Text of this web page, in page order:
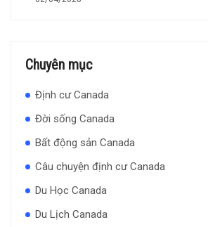
Chuyên mục
Định cư Canada
Đời sống Canada
Bất động sản Canada
Câu chuyện định cư Canada
Du Học Canada
Du Lịch Canada